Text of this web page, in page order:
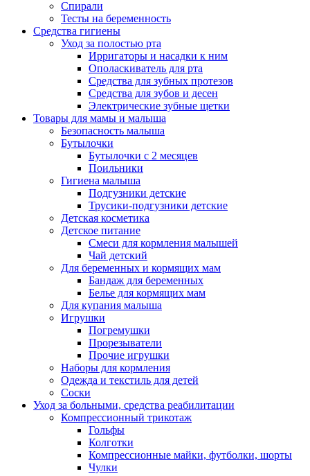
Спирали
Тесты на беременность
Средства гигиены
Уход за полостью рта
Ирригаторы и насадки к ним
Ополаскиватель для рта
Средства для зубных протезов
Средства для зубов и десен
Электрические зубные щетки
Товары для мамы и малыша
Безопасность малыша
Бутылочки
Бутылочки с 2 месяцев
Поильники
Гигиена малыша
Подгузники детские
Трусики-подгузники детские
Детская косметика
Детское питание
Смеси для кормления малышей
Чай детский
Для беременных и кормящих мам
Бандаж для беременных
Белье для кормящих мам
Для купания малыша
Игрушки
Погремушки
Прорезыватели
Прочие игрушки
Наборы для кормления
Одежда и текстиль для детей
Соски
Уход за больными, средства реабилитации
Компрессионный трикотаж
Гольфы
Колготки
Компрессионные майки, футболки, шорты
Чулки